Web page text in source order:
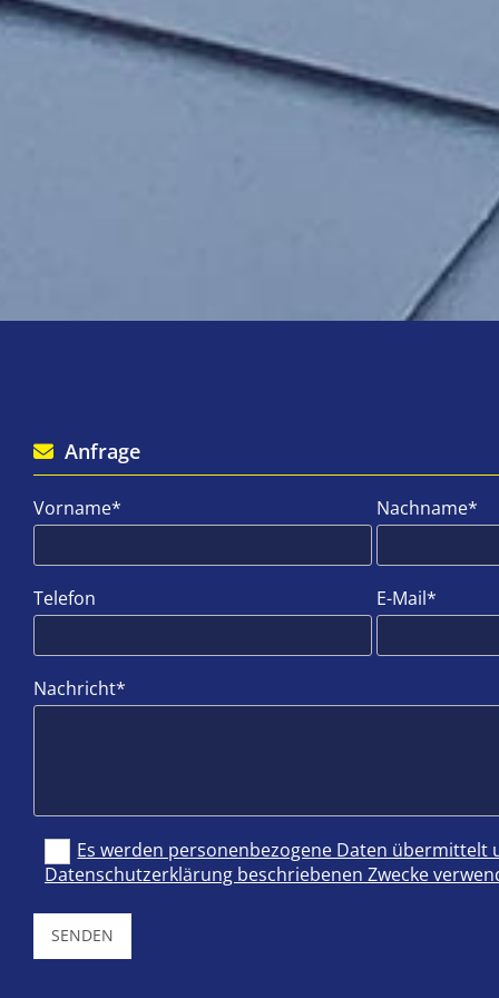
 Anfrage
Vorname* Nachname*
Telefon E-Mail*
Nachricht*
Es werden personenbezogene Daten übermittelt
Datenschutzerklärung beschriebenen Zwecke